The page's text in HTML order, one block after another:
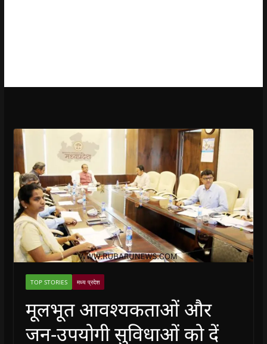
TOP STORIES मध्य प्रदेश
मूलभूत आवश्यकताओं और
जन-उपयोगी सुविधाओं को दें